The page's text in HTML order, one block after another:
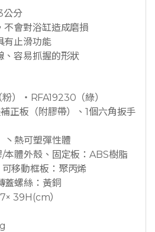
公分
會對浴缸造成磨損
有止滑功能
容易抓握的形狀
）・RFA19230（綠）
正板（附膠帶）、1個六角扳手
丶熱可塑彈性體
/本體外殼、固定板：ABS樹脂
移動框板：聚丙烯
蓋螺絲：黃銅
39H(cm）